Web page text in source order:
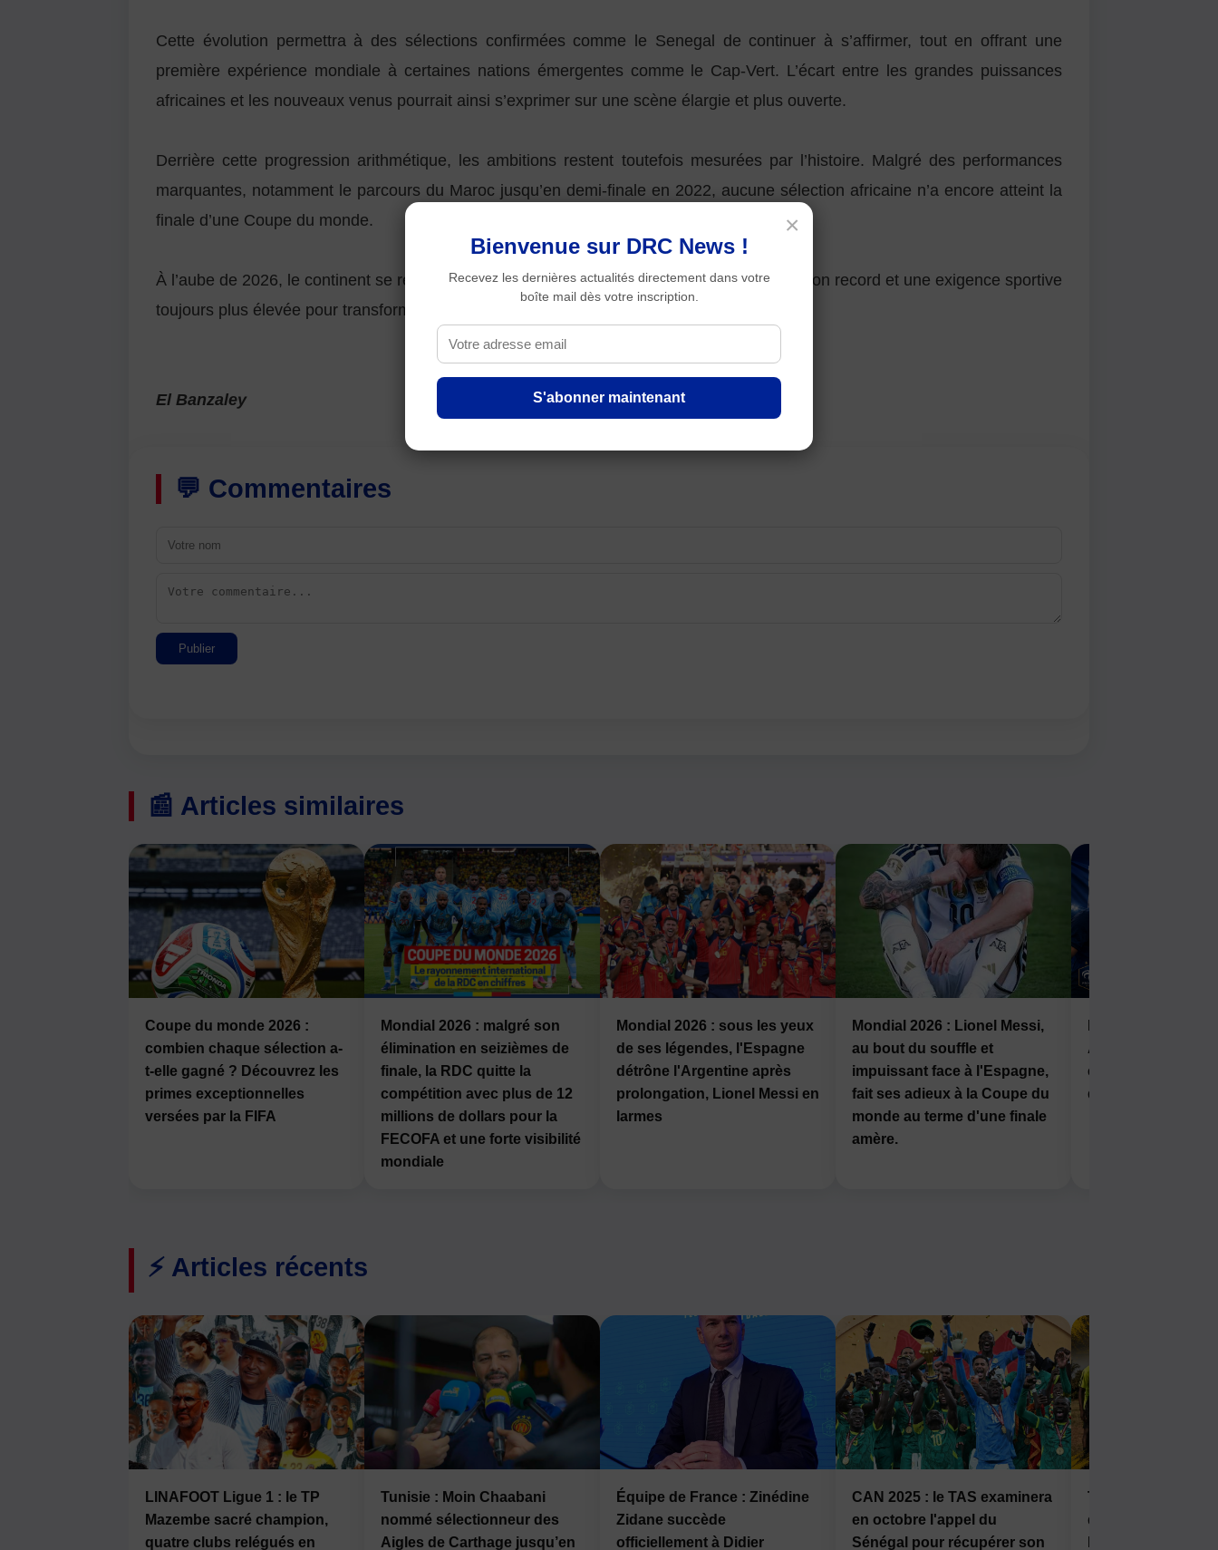
Cette évolution permettra à des sélections confirmées comme le Senegal
de continuer à s’affirmer, tout en offrant une
première expérience mondiale à certaines nations émergentes comme le Cap-Vert. L’écart entre les grandes puissances
africaines et les nouveaux venus pourrait ainsi s’exprimer sur une scène élargie et plus ouverte.
Derrière cette progression arithmétique, les ambitions restent toutefois mesurées par l’histoire. Malgré des performances
marquantes, notamment le parcours du Maroc jusqu’en demi-finale en 2022, aucune sélection africaine n’a encore atteint la
finale d’une Coupe du monde.
À l’aube de 2026, le continent se retrouve donc face à une double réalité : une représentation record et une exigence sportive
toujours plus élevée pour transformer cette présence accrue en résultats historiques.
El Banzaley
💬 Commentaires
Publier
📰 Articles similaires
Coupe du monde 2026 :
combien chaque sélection a-
t-elle gagné ? Découvrez les
primes exceptionnelles
versées par la FIFA
Mondial 2026 : malgré son
élimination en seizièmes de
finale, la RDC quitte la
compétition avec plus de 12
millions de dollars pour la
FECOFA et une forte visibilité
mondiale
Mondial 2026 : sous les yeux
de ses légendes, l'Espagne
détrône l'Argentine après
prolongation, Lionel Messi en
larmes
Mondial 2026 : Lionel Messi,
au bout du souffle et
impuissant face à l'Espagne,
fait ses adieux à la Coupe du
monde au terme d'une finale
amère.
Angleterre, la
en jeu ce samedi
drc-news.com
⚡ Articles récents
LINAFOOT Ligue 1 : le TP
Mazembe sacré champion,
quatre clubs relégués en
Tunisie : Moin Chaabani
nommé sélectionneur des
Aigles de Carthage jusqu’en
Équipe de France : Zinédine
Zidane succède
officiellement à Didier
CAN 2025 : le TAS examinera
en octobre l'appel du
Sénégal pour récupérer son
Tournoi des
de Kalemie : le FC
×
Bienvenue sur DRC News !
Recevez les dernières actualités directement dans votre
boîte mail dès votre inscription.
S'abonner maintenant